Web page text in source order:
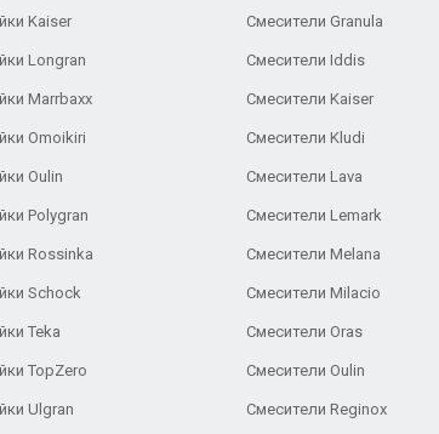
Kaiser
Longran
Marrbaxx
Omoikiri
Oulin
Polygran
Rossinka
Schock
Teka
TopZero
Ulgran
Смесители Granula
Смесители Iddis
Смесители Kaiser
Смесители Kludi
Смесители Lava
Смесители Lemark
Смесители Melana
Смесители Milacio
Смесители Oras
Смесители Oulin
Смесители Reginox